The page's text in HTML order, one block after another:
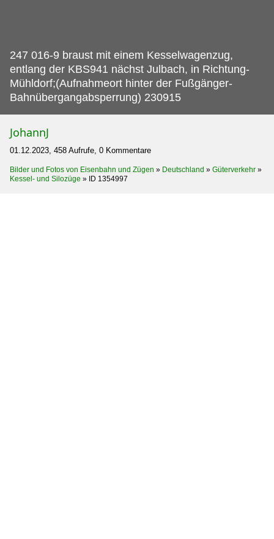
247 016-9 braust mit einem Kesselwagenzug,
entlang der KBS941 nächst Julbach, in Richtung-
Mühldorf;(Aufnahmeort hinter der Fußgänger-
Bahnübergangabsperrung) 230915
JohannJ
01.12.2023, 458 Aufrufe, 0 Kommentare
Bilder und Fotos von Eisenbahn und Zügen » Deutschland » Güterverkehr »
Kessel- und Silozüge » ID 1354997